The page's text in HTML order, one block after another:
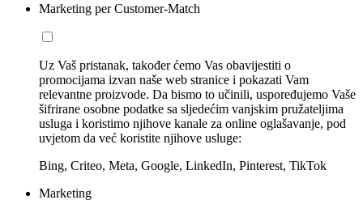
Marketing per Customer-Match
Uz Vaš pristanak, također ćemo Vas obavijestiti o
promocijama izvan naše web stranice i pokazati Vam
relevantne proizvode. Da bismo to učinili, uspoređujemo Vaše
šifrirane osobne podatke sa sljedećim vanjskim pružateljima
usluga i koristimo njihove kanale za online oglašavanje, pod
uvjetom da već koristite njihove usluge:
Bing, Criteo, Meta, Google, LinkedIn, Pinterest, TikTok
Marketing